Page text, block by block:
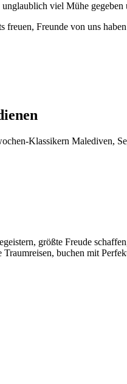
viel Mühe
Freunde von uns
Klassikern Malediven,
größte Freude
buchen mit